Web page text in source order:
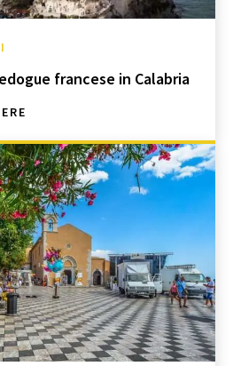
francese in Calabria